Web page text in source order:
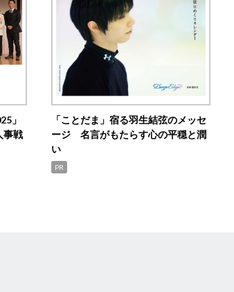
」
事戦
「ことだま」宿る羽生結弦のメッセ
ージ 名言がもたらす心の平穏と潤
い
PR